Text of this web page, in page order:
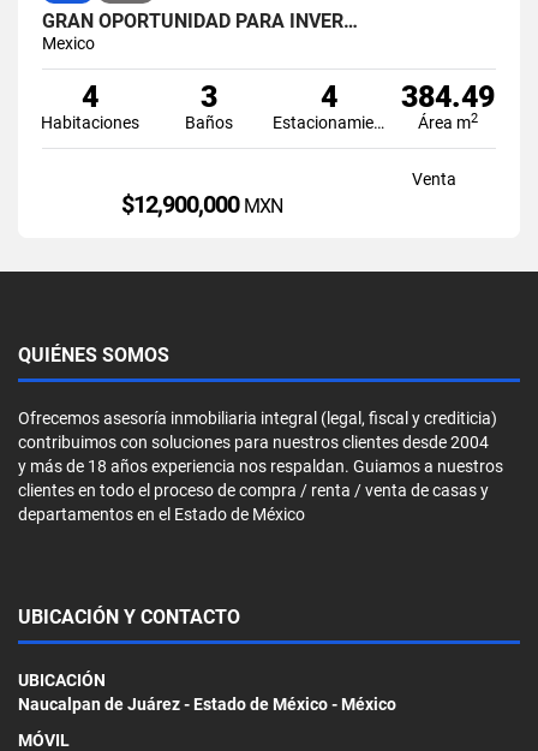
GRAN OPORTUNIDAD PARA INVER…
Mexico
4
Habitaciones
3
Baños
4
Estacionamiento
384.49
Área m2
Venta
$12,900,000 MXN
QUIÉNES SOMOS
Ofrecemos asesoría inmobiliaria integral (legal, fiscal y crediticia)
contribuimos con soluciones para nuestros clientes desde 2004
y más de 18 años experiencia nos respaldan. Guiamos a nuestros
clientes en todo el proceso de compra / renta / venta de casas y
departamentos en el Estado de México
UBICACIÓN Y CONTACTO
UBICACIÓN
Naucalpan de Juárez - Estado de México - México
MÓVIL